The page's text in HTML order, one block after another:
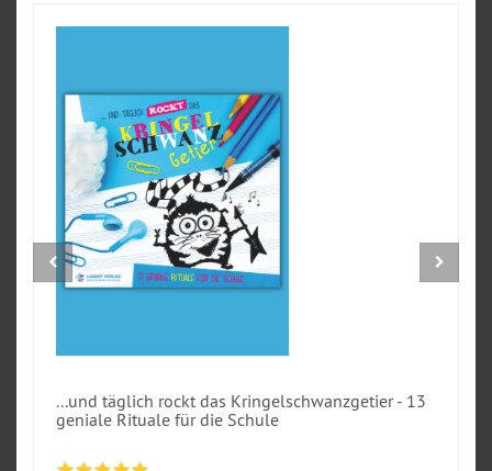
...und täglich rockt das Kringelschwanzgetier - 13
geniale Rituale für die Schule